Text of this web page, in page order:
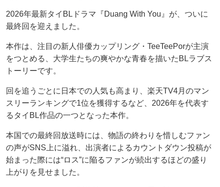
2026年最新タイBLドラマ『Duang With You』が、ついに
最終回を迎えました。
本作は、注目の新人俳優カップリング・TeeTeePorが主演
をつとめる、大学生たちの爽やかな青春を描いたBLラブス
トーリーです。
回を追うごとに日本での人気も高まり、楽天TV4月のマン
スリーランキングで1位を獲得するなど、2026年を代表す
るタイBL作品の一つとなった本作。
本国での最終回放送時には、物語の終わりを惜しむファン
の声がSNS上に溢れ、出演者によるカウントダウン投稿が
始まった際には“ロス”に陥るファンが続出するほどの盛り
上がりを見せました。